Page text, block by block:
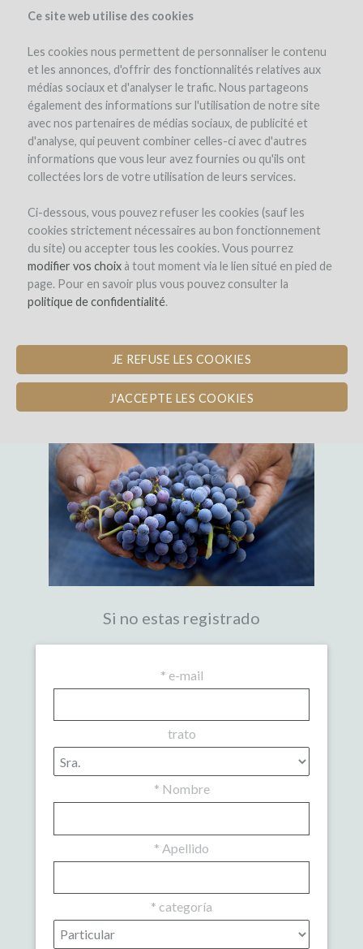
Ce site web utilise des cookies
Les cookies nous permettent de personnaliser le contenu
et les annonces, d'offrir des fonctionnalités relatives aux
médias sociaux et d'analyser le trafic. Nous partageons
également des informations sur l'utilisation de notre site
avec nos partenaires de médias sociaux, de publicité et
d'analyse, qui peuvent combiner celles-ci avec d'autres
informations que vous leur avez fournies ou qu'ils ont
collectées lors de votre utilisation de leurs services.
Ci-dessous, vous pouvez refuser les cookies (sauf les
cookies strictement nécessaires au bon fonctionnement
du site) ou accepter tous les cookies. Vous pourrez
modifier vos choixà tout moment via le lien situé en pied de
page. Pour en savoir plus vous pouvez consulter la
politique de confidentialité.
JE REFUSE LES COOKIES
J'ACCEPTE LES COOKIES
REGISTRO
Bienvenido a
LA PRIMERA PLATAFORMA DE
CROWDFUNDING EXPERTA DEL VINO
Si no estas registrado
* e-mail
trato
* Nombre
* Apellido
* categoría